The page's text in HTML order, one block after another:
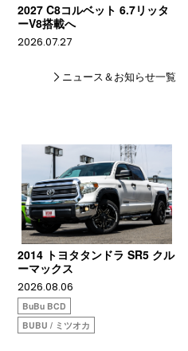
2027 C8コルベット 6.7リッタ
ーV8搭載へ
2026.07.27
ニュース＆お知らせ一覧
2014 トヨタタンドラ SR5 クル
ーマックス
2026.08.06
BuBu BCD
BUBU / ミツオカ